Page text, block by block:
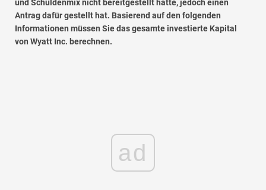
und Schuldenmix nicht bereitgestellt hatte, jedoch einen
Antrag dafür gestellt hat. Basierend auf den folgenden
Informationen müssen Sie das gesamte investierte Kapital
von Wyatt Inc. berechnen.
ad